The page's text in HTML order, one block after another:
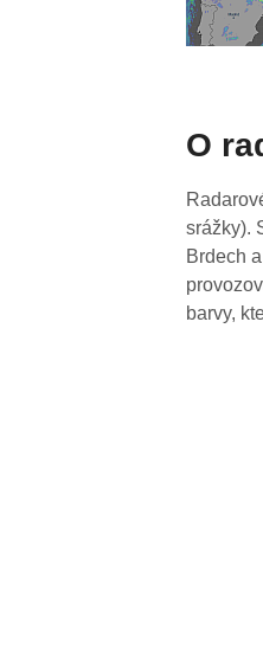
O
srážky).
Brdech
barvy,